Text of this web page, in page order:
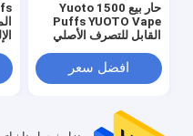
حار بيع Yuoto 1500
Puffs YUOTO Vape
القابل للتصرف الأصلي
افضل سعر